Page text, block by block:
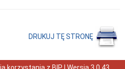
DRUKUJ TĘ STRONĘ